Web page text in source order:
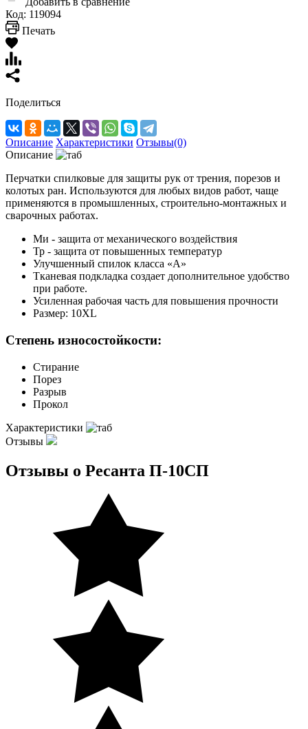
Код: 119094
Печать
Поделиться
Описание Характеристики Отзывы(0)
Описание
Перчатки спилковые для защиты рук от трения, порезов и
колотых ран. Используются для любых видов работ, чаще
применяются в промышленных, строительно-монтажных и
сварочных работах.
Ми - защита от механического воздействия
Тр - защита от повышенных температур
Улучшенный спилок класса «А»
Тканевая подкладка создает дополнительное удобство
при работе.
Усиленная рабочая часть для повышения прочности
Размер: 10XL
Степень износостойкости:
Стирание
Порез
Разрыв
Прокол
Характеристики
Отзывы
Отзывы о Ресанта П-10СП